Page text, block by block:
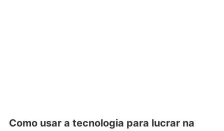
Como usar a tecnologia para lucrar na